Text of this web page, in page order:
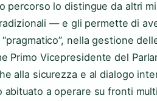
percorso lo distingue da altri
— e gli permette di
nella gestione
Primo Vicepresidente del
alla sicurezza e al dialogo
abituato a operare su fronti